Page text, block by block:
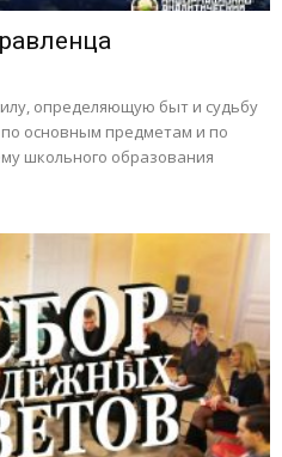
определяющую быт и судьбу
по основным предметам и по
школьного образования